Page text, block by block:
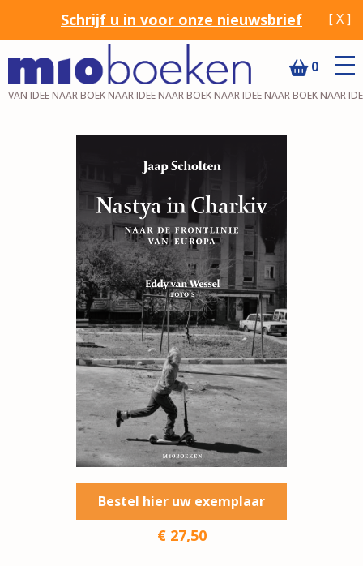
Schrijf u in voor onze nieuwsbrief [ X ]
0
VAN IDEE NAAR BOEK NAAR IDEE NAAR BOEK NAAR IDEE NAAR BOEK NAAR
Bestel hier uw exemplaar
€ 27,50